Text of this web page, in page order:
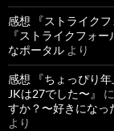
感想 『ストライク
『ストライクフォ
なポータル より
感想 『ちょっぴり
JKは27でした〜』
に
すか？〜好きになっ
より